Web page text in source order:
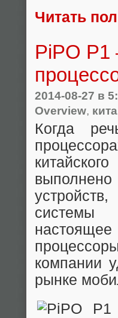
Читать
PiPO P1
2014-08-27 в
Overview,
Когда
системы
компании
рынке